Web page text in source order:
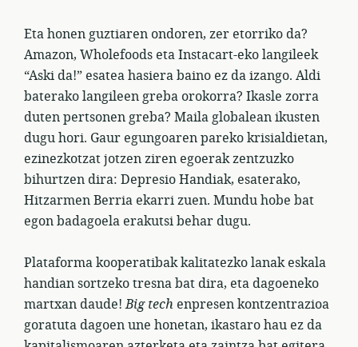
Eta honen guztiaren ondoren, zer etorriko da?
Amazon, Wholefoods eta Instacart-eko langileek
“Aski da!” esatea hasiera baino ez da izango. Aldi
baterako langileen greba orokorra? Ikasle zorra
duten pertsonen greba? Maila globalean ikusten
dugu hori. Gaur egungoaren pareko krisialdietan,
ezinezkotzat jotzen ziren egoerak zentzuzko
bihurtzen dira: Depresio Handiak, esaterako,
Hitzarmen Berria ekarri zuen. Mundu hobe bat
egon badagoela erakutsi behar dugu.
Plataforma kooperatibak kalitatezko lanak eskala
handian sortzeko tresna bat dira, eta dagoeneko
martxan daude!Big tech enpresen kontzentrazioa
goratuta dagoen une honetan, ikastaro hau ez da